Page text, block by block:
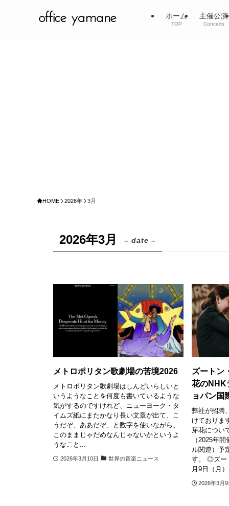
ホーム
TOP
主催公演
Concerts
HOME 2026年 3月
2026年3月 – date –
メトロポリタン歌劇場の苦境2026
メトロポリタン歌劇場はしんどいらしいと
いうようなことを何度も書いているような
気がするのですけれど、ニューヨーク・タ
イムズ紙にまたかなり長い文章が出て、こ
うだぞ、ああだぞ、と数字を使いながら、
このままじゃだめなんじゃないかというよ
うなこと...
2026年3月10日 世界の音楽ニュース
ズートン
花のNHK
ョパン国
弊社が招聘
けておりま
芽花につい
（2025年
ル関連）予
す。 ◎ズー
月9日（月）
2026年3月9